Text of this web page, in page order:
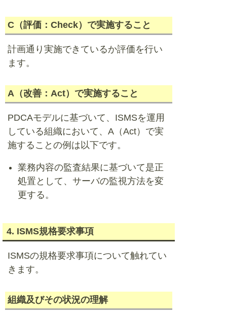
C（評価：Check）で実施すること
計画通り実施できているか評価を行い
ます。
A（改善：Act）で実施すること
PDCAモデルに基づいて、ISMSを運用
している組織において、A（Act）で実
施することの例は以下です。
業務内容の監査結果に基づいて是正
処置として、サーバの監視方法を変
更する。
4. ISMS規格要求事項
ISMSの規格要求事項について触れてい
きます。
組織及びその状況の理解